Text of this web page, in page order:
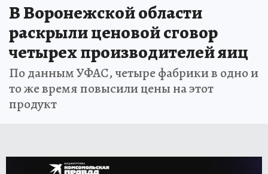
В Воронежской области
раскрыли ценовой сговор
четырех производителей яиц
По данным УФАС, четыре фабрики в одно и
то же время повысили цены на этот
продукт